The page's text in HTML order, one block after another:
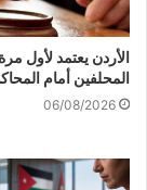
الأردن يعتمد لأول
المحلفين أمام
06/08/2026